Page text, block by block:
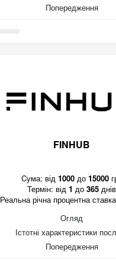
Попередження
FINHUB
Cума: від 1000до 15000
Термін: від 1 до 365 днів
Реальна річна процентна
Огляд
Істотні характеристики
Попередження